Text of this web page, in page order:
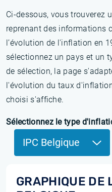
Ci-dessous, vous trouverez
reprenant des informations
l’évolution de l'inflation en
sélectionnez un pays et un
de sélection, la page
l'évolution du taux
choisi s'affiche.
Sélectionnez le type
IPC Belgique
GRAPHIQUE DE